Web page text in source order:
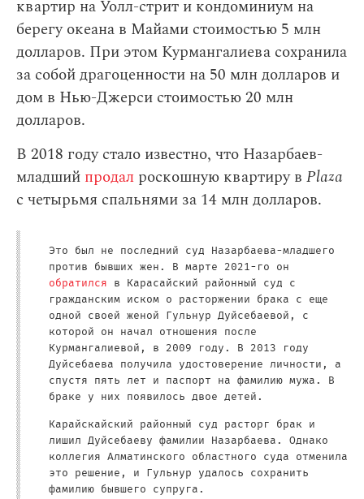
квартир на Уолл-стрит и кондоминиум на
берегу океана в Майами стоимостью 5 млн
долларов. При этом Курмангалиева сохранила
за собой драгоценности на 50 млн долларов и
дом в Нью-Джерси стоимостью 20 млн
долларов.
В 2018 году стало известно, что Назарбаев-
младший продал роскошную квартиру в Plaza
с четырьмя спальнями за 14 млн долларов.
Это был не последний суд Назарбаева-младшего
против бывших жен. В марте 2021-го он
обратился в Карасайский районный суд с
гражданским иском о расторжении брака с еще
одной своей женой Гульнур Дуйсебаевой, с
которой он начал отношения после
Курмангалиевой, в 2009 году. В 2013 году
Дуйсебаева получила удостоверение личности, а
спустя пять лет и паспорт на фамилию мужа. В
браке у них появилось двое детей.
Карайскайский районный суд расторг брак и
лишил Дуйсебаеву фамилии Назарбаева. Однако
коллегия Алматинского областного суда отменила
это решение, и Гульнур удалось сохранить
фамилию бывшего супруга.